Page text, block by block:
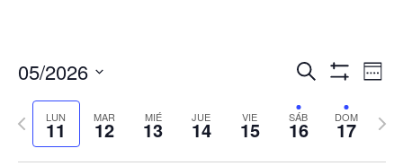
búsqueda
y
Buscar
de
de
05/2026
fecha.LUN
11 MAR
12 MIÉ
13 JUE
14 VIE
15 SÁB
16 DOM
17
Semana
anterior